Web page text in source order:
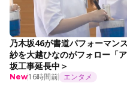
乃木坂46が書道パフォーマン
紗を大越ひなのがフォロー「
坂工事延長中＞
New16時間前 エンタメ